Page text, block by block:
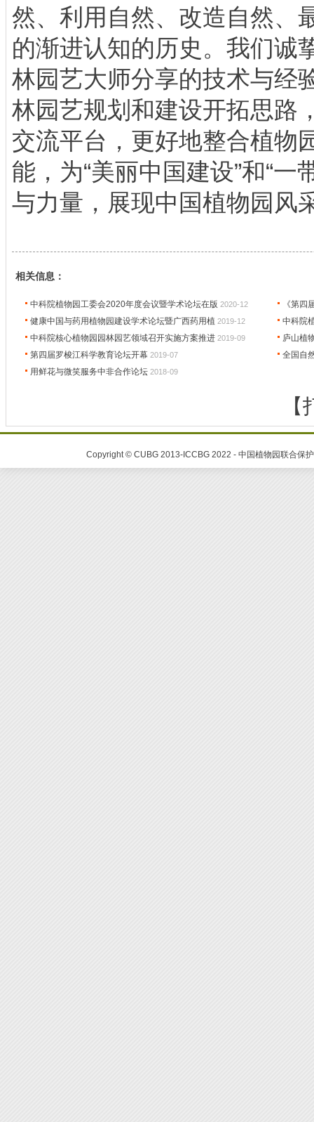
然、利用自然、改造自然、
的渐进认知的历史。我们诚
林园艺大师分享的技术与经
林园艺规划和建设开拓思路
交流平台，更好地整合植物
能，为“美丽中国建设”和“一
与力量，展现中国植物园风
相关信息：
中科院植物园工委会2020年度会议暨学术论坛在版 2020-12
《第四
健康中国与药用植物园建设学术论坛暨广西药用植 2019-12
中科院
中科院核心植物园园林园艺领域召开实施方案推进 2019-09
庐山植
第四届罗梭江科学教育论坛开幕 2019-07
全国自
用鲜花与微笑服务中非合作论坛 2018-09
Copyright © CUBG 2013-ICCBG 2022 - 中国植物园联合保